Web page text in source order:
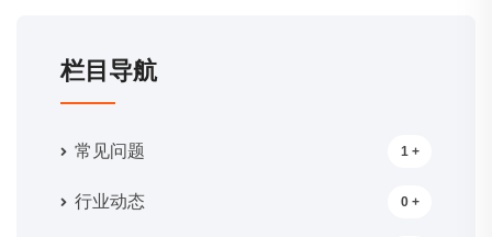
栏目导航
常见问题 1 +
行业动态 0 +